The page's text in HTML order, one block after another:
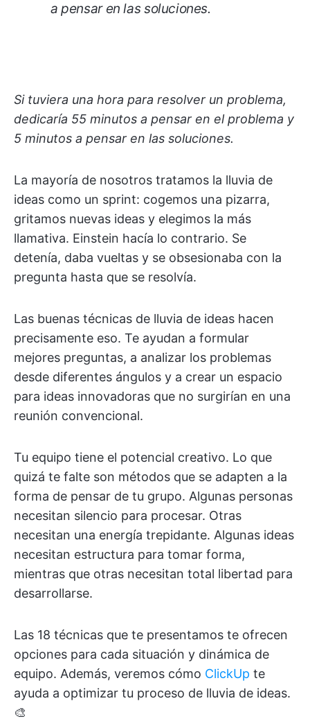
a pensar en las soluciones.
Si tuviera una hora para resolver un problema,
dedicaría 55 minutos a pensar en el problema y
5 minutos a pensar en las soluciones.
La mayoría de nosotros tratamos la lluvia de
ideas como un sprint: cogemos una pizarra,
gritamos nuevas ideas y elegimos la más
llamativa. Einstein hacía lo contrario. Se
detenía, daba vueltas y se obsesionaba con la
pregunta hasta que se resolvía.
Las buenas técnicas de lluvia de ideas hacen
precisamente eso. Te ayudan a formular
mejores preguntas, a analizar los problemas
desde diferentes ángulos y a crear un espacio
para ideas innovadoras que no surgirían en una
reunión convencional.
Tu equipo tiene el potencial creativo. Lo que
quizá te falte son métodos que se adapten a la
forma de pensar de tu grupo. Algunas personas
necesitan silencio para procesar. Otras
necesitan una energía trepidante. Algunas ideas
necesitan estructura para tomar forma,
mientras que otras necesitan total libertad para
desarrollarse.
Las 18 técnicas que te presentamos te ofrecen
opciones para cada situación y dinámica de
equipo. Además, veremos cómo ClickUp te
ayuda a optimizar tu proceso de lluvia de ideas. ​​​​​​​​​​​​​​​​
🎨